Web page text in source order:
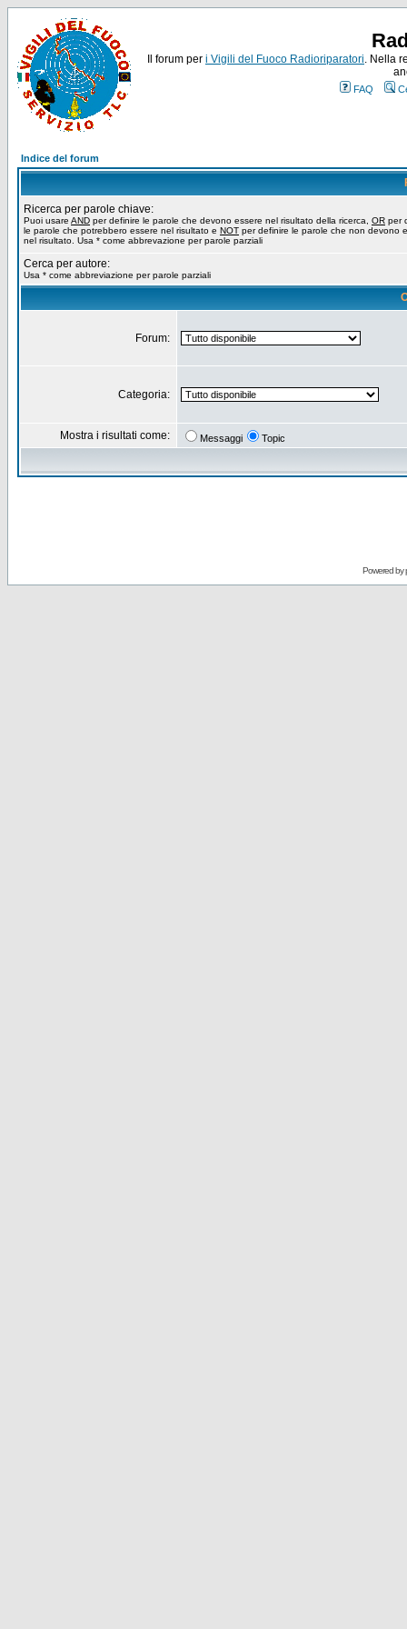
Il forum per i Vigili del Fuoco Radioriparatori. Nella
FAQ
Indice del forum
Ricerca per parole chiave:
Puoi usare AND per definire le parole che devono essere nel risultato della ricerca, OR per
le parole che potrebbero essere nel risultato e NOT per definire le parole che non devono
nel risultato. Usa * come abbrevazione per parole parziali
Cerca per autore:
Usa * come abbreviazione per parole parziali
Forum:
Categoria:
Mostra i risultati come: Messaggi Topic
Powered by